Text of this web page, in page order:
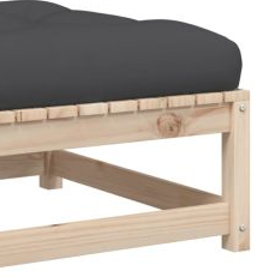
си с бутона "Добави в
можете да изберете броя
NewPay плаща
я получавате и
я платите към тях:
на изпращане на
покупки на стойност до
20% от стойността на
Останалата сума се